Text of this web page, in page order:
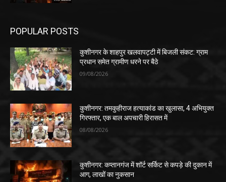
POPULAR POSTS
कुशीनगर के शाहपुर खलवापट्टी में बिजली संकट: ग्राम
प्रधान समेत ग्रामीण धरने पर बैठे
09/08/2026
कुशीनगर: तमकुहीराज हत्याकांड का खुलासा, 4 अभियुक्त
गिरफ्तार, एक बाल अपचारी हिरासत में
08/08/2026
कुशीनगर: कप्तानगंज में शॉर्ट सर्किट से कपड़े की दुकान में
आग, लाखों का नुकसान